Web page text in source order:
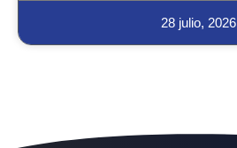
28 julio, 2026